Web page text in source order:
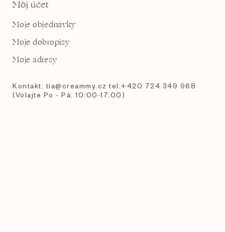
Môj účet
Moje objednávky
Moje dobropisy
Moje adresy
Kontakt: tia@creammy.cz tel:+420 724 349 968
(Volajte Po - Pá: 10:00-17:00)